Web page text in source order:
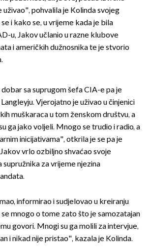
uživao", pohvalila je Kolinda svojeg
i kako se, u vrijeme kada je bila
u, Jakov učlanio u razne klubove
i američkih dužnosnika te je stvorio
sa suprugom šefa CIA-e pa je
Vjerojatno je uživao u činjenici
muškaraca u tom ženskom društvu, a
ga jako voljeli. Mnogo se trudio i radio, a
inicijativama", otkrila je se pa je
vrlo ozbiljno shvaćao svoje
supružnika za vrijeme njezina
informirao i sudjelovao u kreiranju
mnogo o tome zato što je samozatajan
govori. Mnogi su ga molili za intervjue,
i nikad nije pristao", kazala je Kolinda.